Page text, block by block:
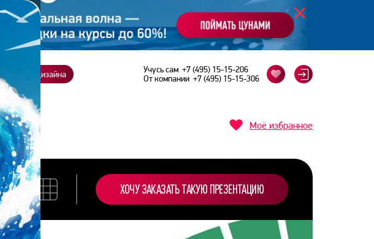
Студия дизайна Учусь сам +7 (495) 15-15-206
От компании +7 (495) 15-15-306
Моё избранное
ХОЧУ ЗАКАЗАТЬ ТАКУЮ ПРЕЗЕНТАЦИЮ